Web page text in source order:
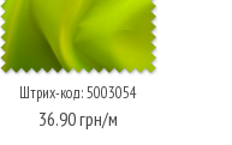
Штрих-код: 5003054
36.90 грн/м